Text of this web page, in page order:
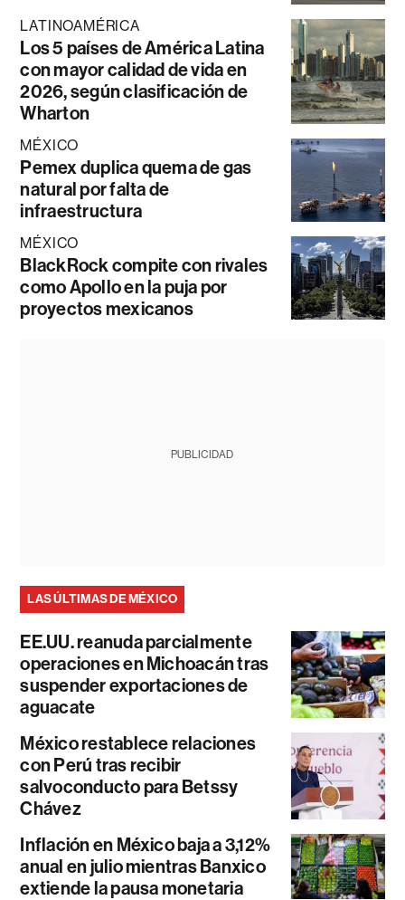
LATINOAMÉRICA
Los 5 países de América Latina
con mayor calidad de vida en
2026, según clasificación de
Wharton
MÉXICO
Pemex duplica quema de gas
natural por falta de
infraestructura
MÉXICO
BlackRock compite con rivales
como Apollo en la puja por
proyectos mexicanos
PUBLICIDAD
LAS ÚLTIMAS DE MÉXICO
EE.UU. reanuda parcialmente
operaciones en Michoacán tras
suspender exportaciones de
aguacate
México restablece relaciones
con Perú tras recibir
salvoconducto para Betssy
Chávez
Inflación en México baja a 3,12%
anual en julio mientras Banxico
extiende la pausa monetaria